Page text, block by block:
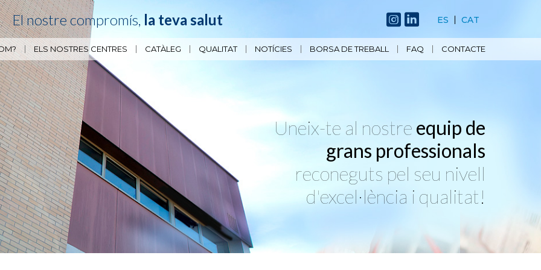
El nostre compromís, la teva salut ES CAT
ELS NOSTRES CENTRES CATÀLEG QUALITAT NOTÍCIES BORSA DE TREBALL FAQ CONTACTE
Uneix-te al nostre equip de
grans professionals
reconeguts pel seu nivell
d'excel·lència i qualitat!